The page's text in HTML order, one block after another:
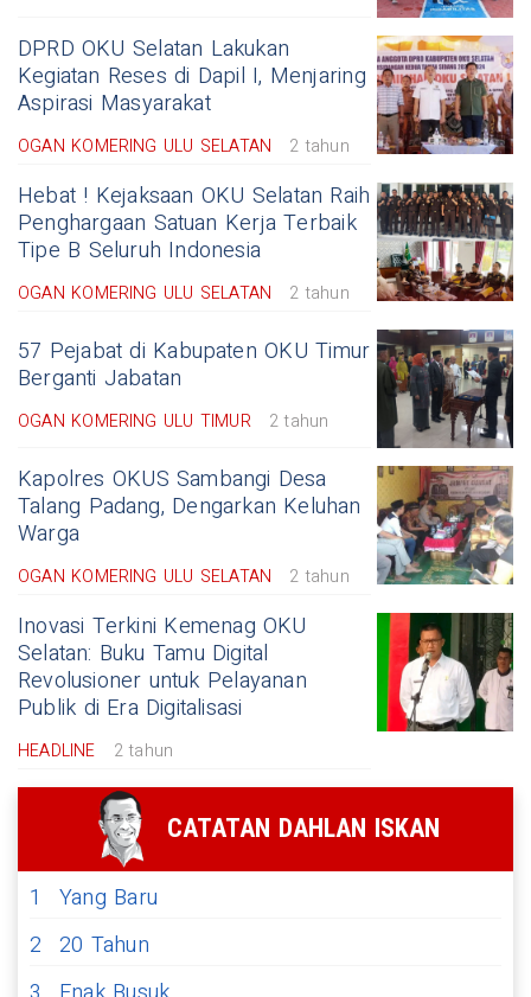
DPRD OKU Selatan Lakukan
Kegiatan Reses di Dapil I, Menjaring
Aspirasi Masyarakat
OGAN KOMERING ULU SELATAN 2 tahun
Hebat ! Kejaksaan OKU Selatan Raih
Penghargaan Satuan Kerja Terbaik
Tipe B Seluruh Indonesia
OGAN KOMERING ULU SELATAN 2 tahun
57 Pejabat di Kabupaten OKU Timur
Berganti Jabatan
OGAN KOMERING ULU TIMUR 2 tahun
Kapolres OKUS Sambangi Desa
Talang Padang, Dengarkan Keluhan
Warga
OGAN KOMERING ULU SELATAN 2 tahun
Inovasi Terkini Kemenag OKU
Selatan: Buku Tamu Digital
Revolusioner untuk Pelayanan
Publik di Era Digitalisasi
HEADLINE 2 tahun
CATATAN DAHLAN ISKAN
1
Yang Baru
2 20 Tahun